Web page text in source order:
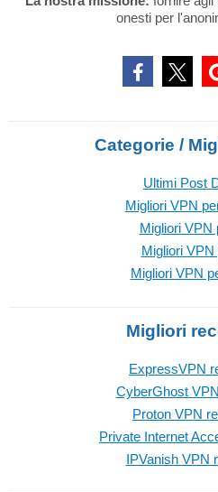
onesti per
Categorie /
Ultimi Post
Migliori VPN
Migliori VPN
Migliori VPN
Migliori VPN
Migliori
ExpressVPN
CyberGhost
Proton VPN
Private Internet
IPVanish VPN